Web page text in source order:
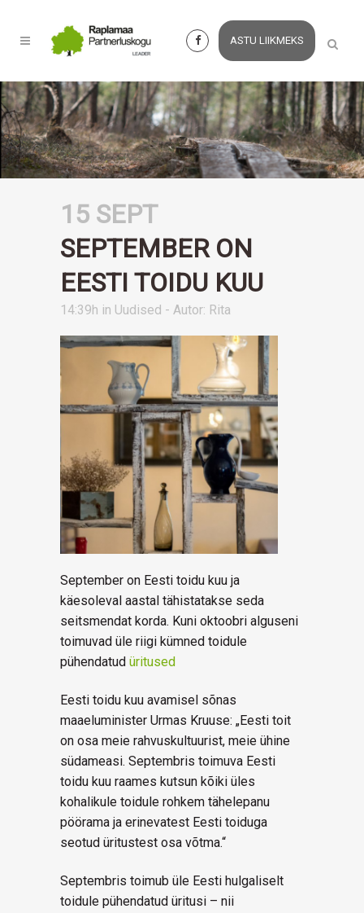
ASTU LIIKMEKS
15 SEPT
SEPTEMBER ON
EESTI TOIDU KUU
14:39h in Uudised - Autor: Rita
September on Eesti toidu kuu ja
käesoleval aastal tähistatakse seda
seitsmendat korda. Kuni oktoobri alguseni
toimuvad üle riigi kümned toidule
pühendatud üritused
Eesti toidu kuu avamisel sõnas
maaeluminister Urmas Kruuse: „Eesti toit
on osa meie rahvuskultuurist, meie ühine
südameasi. Septembris toimuva Eesti
toidu kuu raames kutsun kõiki üles
kohalikule toidule rohkem tähelepanu
pöörama ja erinevatest Eesti toiduga
seotud üritustest osa võtma.“
Septembris toimub üle Eesti hulgaliselt
toidule pühendatud üritusi – nii